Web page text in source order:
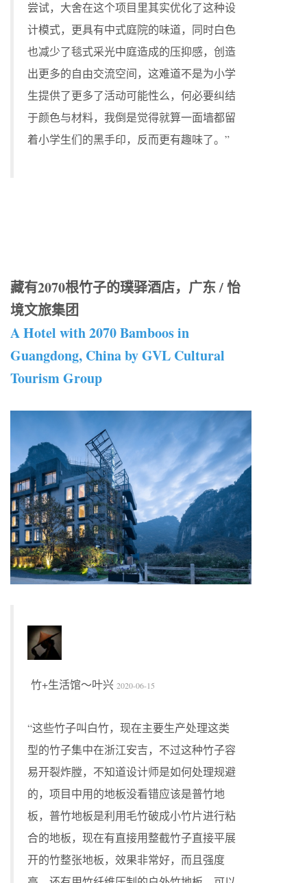
尝试，大舍在这个项目里其实优化了这种设
计模式，更具有中式庭院的味道，同时白色
也减少了毯式采光中庭造成的压抑感，创造
出更多的自由交流空间，这难道不是为小学
生提供了更多了活动可能性么，何必要纠结
于颜色与材料，我倒是觉得就算一面墙都留
着小学生们的黑手印，反而更有趣味了。”
藏有2070根竹子的璞驿酒店，广东 / 怡
境文旅集团
A Hotel with 2070 Bamboos in
Guangdong, China by GVL Cultural
Tourism Group
竹+生活馆～叶兴 2020-06-15
“这些竹子叫白竹，现在主要生产处理这类
型的竹子集中在浙江安吉，不过这种竹子容
易开裂炸膛，不知道设计师是如何处理规避
的，项目中用的地板没看错应该是普竹地
板，普竹地板是利用毛竹破成小竹片进行粘
合的地板，现在有直接用整截竹子直接平展
开的竹整张地板，效果非常好，而且强度